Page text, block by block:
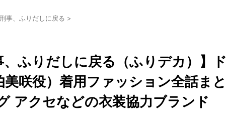
刑事、ふりだしに戻る >
、ふりだしに戻る（ふりデカ）】ド
美咲役）着用ファッション全話まと
アクセなどの衣装協力ブランド